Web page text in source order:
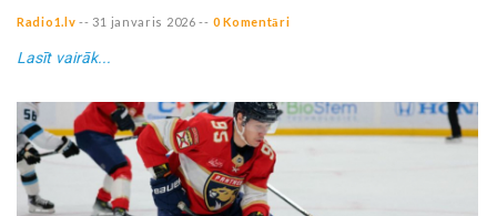
Radio1.lv -- 31 janvaris 2026 -- 0 Komentāri
Lasīt vairāk...